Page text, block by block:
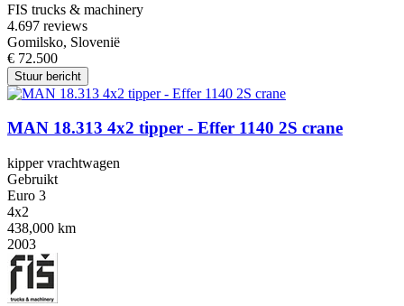
FIS trucks & machinery
4.697 reviews
Gomilsko, Slovenië
€ 72.500
Stuur bericht
MAN 18.313 4x2 tipper - Effer 1140 2S crane
kipper vrachtwagen
Gebruikt
Euro 3
4x2
438,000 km
2003